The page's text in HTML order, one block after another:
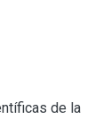
de la